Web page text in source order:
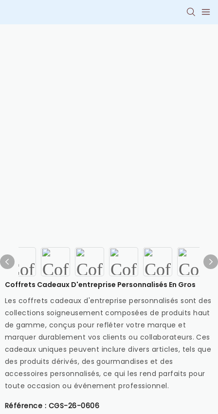
Coffrets Cadeaux D'entreprise Personnalisés En Gros
Les coffrets cadeaux d'entreprise personnalisés sont des
collections soigneusement composées de produits haut
de gamme, conçus pour refléter votre marque et
marquer durablement vos clients ou collaborateurs. Ces
cadeaux uniques peuvent inclure divers articles, tels que
des produits dérivés, des gourmandises et des
accessoires personnalisés, ce qui les rend parfaits pour
toute occasion ou événement professionnel.
Référence : CGS-26-0606